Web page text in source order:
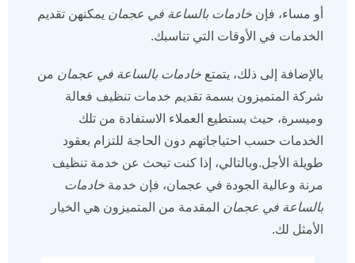
أو مساء، فإن خادمات بالساعة في عجمان يمكنهن تقديم
الخدمات في الأوقات التي تناسبك.
بالإضافة إلى ذلك، يتمتع خادمات بالساعة في عجمان من
شركة المتميزون بسمة تقديم خدمات تنظيف فعالة
وميسرة، حيث يستطيع العملاء الاستفادة من تلك
الخدمات حسب احتياجاتهم دون الحاجة للتزام بعقود
طويلة الأجل.وبالتالي، إذا كنت تبحث عن خدمة تنظيف
مرنة وعالية الجودة في عجمان، فإن خدمة خادمات
بالساعة في عجمان المقدمة من المتميزون هي الخيار
الأمثل لك.